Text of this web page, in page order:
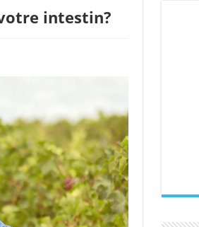
intestin?